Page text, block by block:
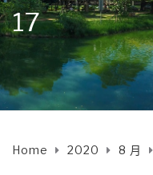
17
Home 2020 8 月